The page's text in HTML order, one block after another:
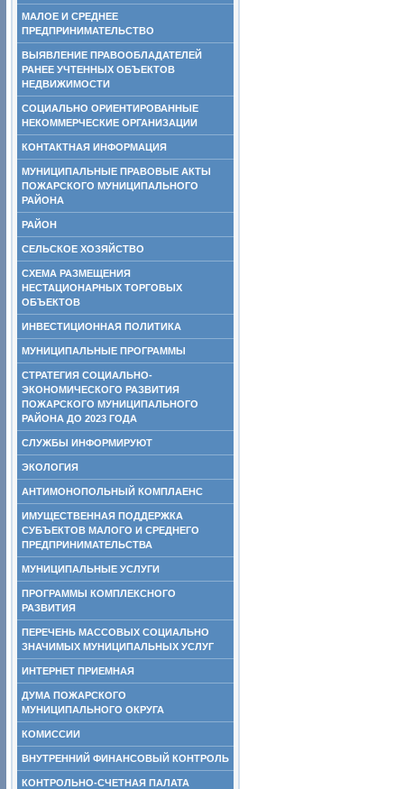
МАЛОЕ И СРЕДНЕЕ
ПРЕДПРИНИМАТЕЛЬСТВО
ВЫЯВЛЕНИЕ ПРАВООБЛАДАТЕЛЕЙ
РАНЕЕ УЧТЕННЫХ ОБЪЕКТОВ
НЕДВИЖИМОСТИ
СОЦИАЛЬНО ОРИЕНТИРОВАННЫЕ
НЕКОММЕРЧЕСКИЕ ОРГАНИЗАЦИИ
КОНТАКТНАЯ ИНФОРМАЦИЯ
МУНИЦИПАЛЬНЫЕ ПРАВОВЫЕ АКТЫ
ПОЖАРСКОГО МУНИЦИПАЛЬНОГО
РАЙОНА
РАЙОН
СЕЛЬСКОЕ ХОЗЯЙСТВО
СХЕМА РАЗМЕЩЕНИЯ
НЕСТАЦИОНАРНЫХ ТОРГОВЫХ
ОБЪЕКТОВ
ИНВЕСТИЦИОННАЯ ПОЛИТИКА
МУНИЦИПАЛЬНЫЕ ПРОГРАММЫ
СТРАТЕГИЯ СОЦИАЛЬНО-
ЭКОНОМИЧЕСКОГО РАЗВИТИЯ
ПОЖАРСКОГО МУНИЦИПАЛЬНОГО
РАЙОНА ДО 2023 ГОДА
СЛУЖБЫ ИНФОРМИРУЮТ
ЭКОЛОГИЯ
АНТИМОНОПОЛЬНЫЙ КОМПЛАЕНС
ИМУЩЕСТВЕННАЯ ПОДДЕРЖКА
СУБЪЕКТОВ МАЛОГО И СРЕДНЕГО
ПРЕДПРИНИМАТЕЛЬСТВА
МУНИЦИПАЛЬНЫЕ УСЛУГИ
ПРОГРАММЫ КОМПЛЕКСНОГО
РАЗВИТИЯ
ПЕРЕЧЕНЬ МАССОВЫХ СОЦИАЛЬНО
ЗНАЧИМЫХ МУНИЦИПАЛЬНЫХ УСЛУГ
ИНТЕРНЕТ ПРИЕМНАЯ
ДУМА ПОЖАРСКОГО
МУНИЦИПАЛЬНОГО ОКРУГА
КОМИССИИ
ВНУТРЕННИЙ ФИНАНСОВЫЙ КОНТРОЛЬ
КОНТРОЛЬНО-СЧЕТНАЯ ПАЛАТА